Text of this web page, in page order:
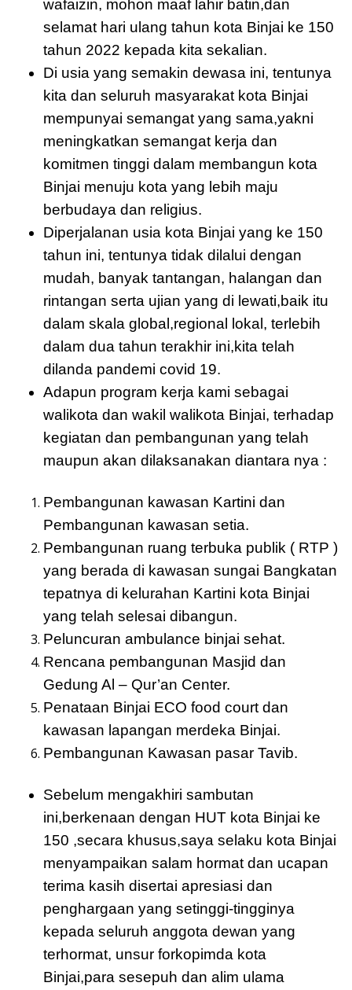
wafaizin, mohon maaf lahir batin,dan
selamat hari ulang tahun kota Binjai ke 150
tahun 2022 kepada kita sekalian.
Di usia yang semakin dewasa ini, tentunya
kita dan seluruh masyarakat kota Binjai
mempunyai semangat yang sama,yakni
meningkatkan semangat kerja dan
komitmen tinggi dalam membangun kota
Binjai menuju kota yang lebih maju
berbudaya dan religius.
Diperjalanan usia kota Binjai yang ke 150
tahun ini, tentunya tidak dilalui dengan
mudah, banyak tantangan, halangan dan
rintangan serta ujian yang di lewati,baik itu
dalam skala global,regional lokal, terlebih
dalam dua tahun terakhir ini,kita telah
dilanda pandemi covid 19.
Adapun program kerja kami sebagai
walikota dan wakil walikota Binjai, terhadap
kegiatan dan pembangunan yang telah
maupun akan dilaksanakan diantara nya :
Pembangunan kawasan Kartini dan
Pembangunan kawasan setia.
Pembangunan ruang terbuka publik ( RTP )
yang berada di kawasan sungai Bangkatan
tepatnya di kelurahan Kartini kota Binjai
yang telah selesai dibangun.
Peluncuran ambulance binjai sehat.
Rencana pembangunan Masjid dan
Gedung Al – Qur’an Center.
Penataan Binjai ECO food court dan
kawasan lapangan merdeka Binjai.
Pembangunan Kawasan pasar Tavib.
Sebelum mengakhiri sambutan
ini,berkenaan dengan HUT kota Binjai ke
150 ,secara khusus,saya selaku kota Binjai
menyampaikan salam hormat dan ucapan
terima kasih disertai apresiasi dan
penghargaan yang setinggi-tingginya
kepada seluruh anggota dewan yang
terhormat, unsur forkopimda kota
Binjai,para sesepuh dan alim ulama